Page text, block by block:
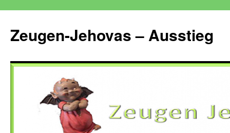
springen
Zeugen-Jehovas – Ausstieg